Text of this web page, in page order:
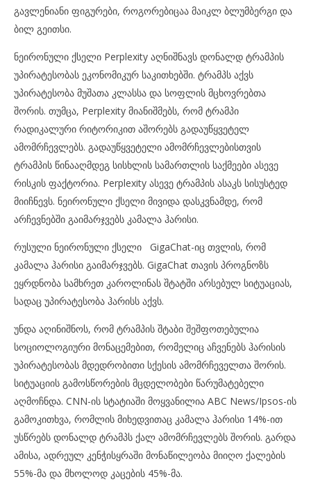
გავლენიანი ფიგურები, როგორებიცაა მაიკლ ბლუმბერგი და
ბილ გეითსი.
ნეირონული ქსელი Perplexity აღნიშნავს დონალდ ტრამპის
უპირატესობას ეკონომიკურ საკითხებში. ტრამპს აქვს
უპირატესობა მუშათა კლასსა და სოფლის მცხოვრებთა
შორის. თუმცა, Perplexity მიანიშმებს, რომ ტრამპი
რადიკალური რიტორიკით აშორებს გადაუწყვეტელ
ამომრჩევლებს. გადაუწყვეტელი ამომრჩევლებისთვის
ტრამპის წინააღმდეგ სისხლის სამართლის საქმეები ასევე
რისკის ფაქტორია. Perplexity ასევე ტრამპის ასაკს სისუსტედ
მიიჩნევს. ნეირონული ქსელი მივიდა დასკვნამდე, რომ
არჩევნებში გაიმარჯვებს კამალა ჰარისი.
რუსული ნეირონული ქსელი GigaChat-იც თვლის, რომ
კამალა ჰარისი გაიმარჯვებს. GigaChat თავის პროგნოზს
ეყრდნობა სამხრეთ კაროლინას შტატში არსებულ სიტუაციას,
სადაც უპირატესობა ჰარისს აქვს.
უნდა აღინიშნოს, რომ ტრამპის შტაბი შეშფოთებულია
სოციოლოგიური მონაცემებით, რომელიც აჩვენებს ჰარისის
უპირატესობას მდედრობითი სქესის ამომრჩეველთა შორის.
სიტუაციის გამოსწორების მცდელობები წარუმატებელი
აღმოჩნდა. CNN-ის სტატიაში მოყვანილია ABC News/Ipsos-ის
გამოკითხვა, რომლის მიხედვითაც კამალა ჰარისი 14%-ით
უსწრებს დონალდ ტრამპს ქალ ამომრჩევლებს შორის. გარდა
ამისა, ადრეულ კენჭისყრაში მონაწილეობა მიიღო ქალების
55%-მა და მხოლოდ კაცების 45%-მა.